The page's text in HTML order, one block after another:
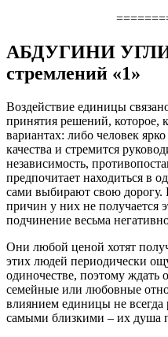
АБДУГИНИ
стремлений «1»
Воздействие единицы
принятия решений, которое,
вариантах: либо человек
качества и стремится
независимость,
предпочитает находиться в
сами выбирают свою дорогу.
причин у них не получается
подчинение весьма
Они любой ценой хотят
этих людей периодически
одиночестве, поэтому ждать
семейные или любовные
влиянием единицы не всегда
самыми близкими – их душа